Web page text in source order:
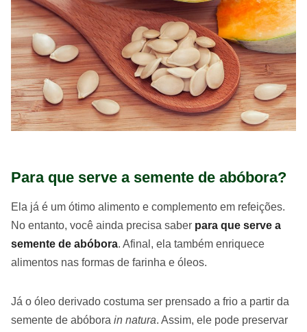
Para que serve a semente de abóbora?
Ela já é um ótimo alimento e complemento em refeições.
No entanto, você ainda precisa saber para que serve a
semente de abóbora. Afinal, ela também enriquece
alimentos nas formas de farinha e óleos.
Já o óleo derivado costuma ser prensado a frio a partir da
semente de abóbora in natura. Assim, ele pode preservar